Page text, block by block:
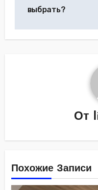
записям
выбрать?
От
Похожие Записи